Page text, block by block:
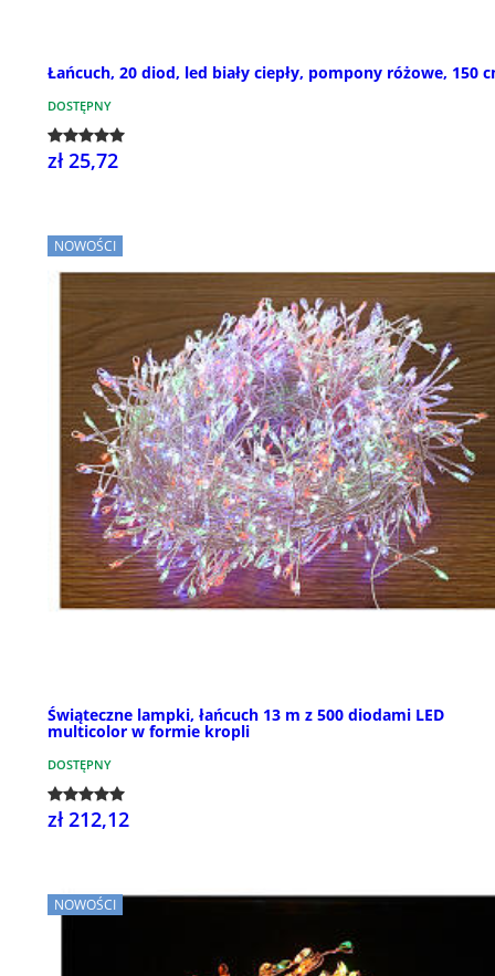
Łańcuch, 20 diod, led biały ciepły, pompony różowe, 150
DOSTĘPNY
zł 25,72
NOWOŚCI
Świąteczne lampki, łańcuch 13 m z 500 diodami LED
multicolor w formie kropli
DOSTĘPNY
zł 212,12
NOWOŚCI